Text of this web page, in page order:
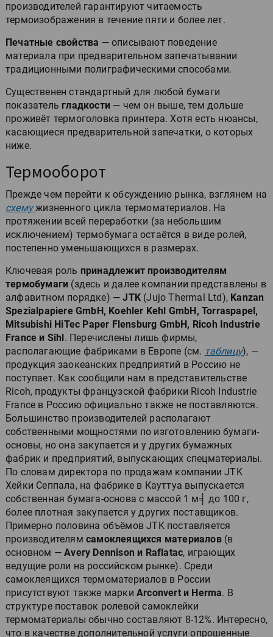
производителей гарантируют читаемость
термоизображения в течение пяти и более лет.
Печатные свойства — описывают поведение
материала при предварительном запечатывании
традиционными полиграфическими способами.
Существенен стандартный для любой бумаги
показатель гладкости — чем он выше, тем дольше
проживёт термоголовка принтера. Хотя есть нюансы,
касающиеся предварительной запечатки, о которых
ниже.
Термооборот
Прежде чем перейти к обсуждению рынка, взглянем на
схемужизненного цикла термоматериалов. На
протяжении всей переработки (за небольшим
исключением) термобумага остаётся в виде ролей,
постепенно уменьшающихся в размерах.
Ключевая роль принадлежит производителям
термобумаги (здесь и далее компании представлены в
алфавитном порядке) —JTK (Jujo Thermal Ltd), Kanzan
Spezialpapiere GmbH, Koehler Kehl GmbH, Torraspapel,
Mitsubishi HiTec Paper Flensburg GmbH, Ricoh Industrie
France и Sihl. Перечислены лишь фирмы,
располагающие фабриками в Европе (см. таблицу), —
продукция заокеанских предприятий в Россию не
поступает. Как сообщили нам в представительстве
Ricoh, продукты французской фабрики Ricoh Industrie
France в Россию официально также не поставляются.
Большинство производителей располагают
собственными мощностями по изготовлению бумаги-
основы, но она закупается и у других бумажных
фабрик и предприятий, выпускающих спецматериалы.
По словам директора по продажам компании JTK
Хейки Сеппала, на фабрике в Кауттуа выпускается
собственная бумага-основа с массой 1 м╡ до 100 г,
более плотная закупается у других поставщиков.
Примерно половина объёмов JTK поставляется
производителям самоклеящихся материалов(в
основном —Avery Dennison и Raflatac, играющих
ведущие роли на российском рынке). Среди
самоклеящихся термоматериалов в России
присутствуют также марки Arconvert и Herma. В
структуре поставок ролевой самоклейки
термоматериалы обычно составляют 8-12%. Интересно,
что в качестве дополнительной услуги опрошенные